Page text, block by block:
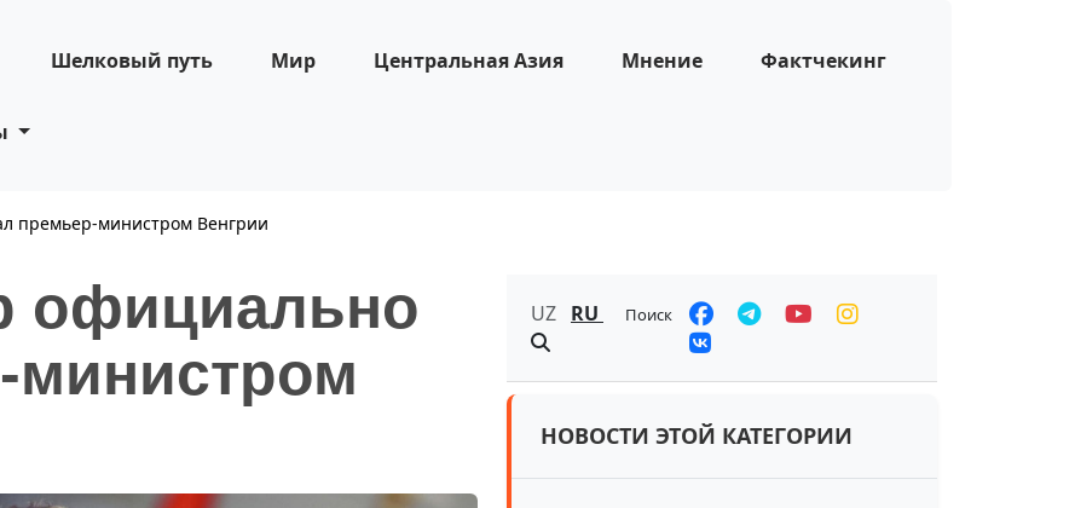
Шелковый путь Мир Центральная Азия Мнение Фактчекинг
премьер-министром Венгрии
официально
министром
UZ RU Поиск
НОВОСТИ ЭТОЙ КАТЕГОРИИ